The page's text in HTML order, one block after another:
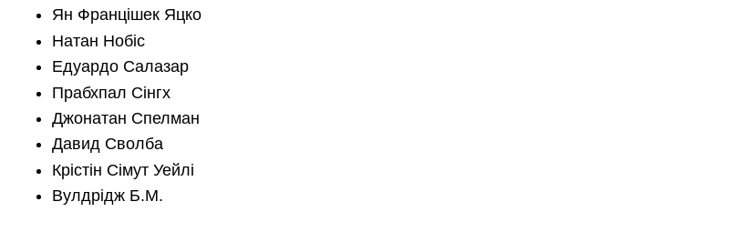
Ян Францішек Яцко
Натан Нобіс
Едуардо Салазар
Прабхпал Сінгх
Джонатан Спелман
Давид Сволба
Крістін Сімут Уейлі
Вулдрідж Б.М.